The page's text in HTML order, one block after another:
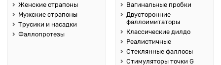
Женские страпоны
Мужские страпоны
Трусики и насадки
Фаллопротезы
Вагинальные пробки
Двусторонние
фаллоимитаторы
Классические дилдо
Реалистичные
Стеклянные фаллосы
Стимуляторы точки G